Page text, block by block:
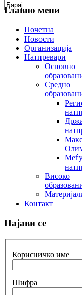
Главно мени
Почетна
Новости
Организација
Натпревари
Основно
Средно
Високо
Контакт
Најави се
Корисничко име
Шифра